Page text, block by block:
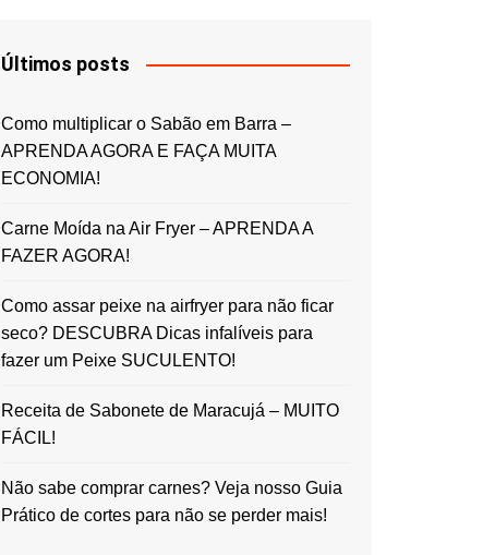
Últimos posts
Como multiplicar o Sabão em Barra –
APRENDA AGORA E FAÇA MUITA
ECONOMIA!
Carne Moída na Air Fryer – APRENDA A
FAZER AGORA!
Como assar peixe na airfryer para não ficar
seco? DESCUBRA Dicas infalíveis para
fazer um Peixe SUCULENTO!
Receita de Sabonete de Maracujá – MUITO
FÁCIL!
Não sabe comprar carnes? Veja nosso Guia
Prático de cortes para não se perder mais!